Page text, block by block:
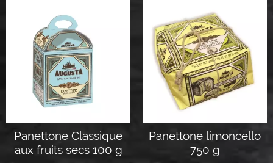
Panettone Classique
aux fruits secs 100 g
Panettone limoncello
750 g